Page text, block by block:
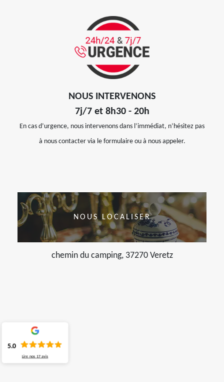
NOUS INTERVENONS
7j/7 et 8h30 - 20h
En cas d’urgence, nous intervenons dans l’immédiat, n’hésitez pas
à nous contacter via le formulaire ou à nous appeler.
NOUS LOCALISER
chemin du camping, 37270 Veretz
5.0
Lire nos 17 avis